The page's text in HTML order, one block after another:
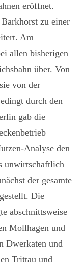
eröffnet.
zu einer
Am
allen bisherigen
über. Von
von der
durch den
gab die
Analyse den
unwirtschaftlich
der gesamte
Die
abschnittsweise
Mollhagen und
Dwerkaten und
Trittau und